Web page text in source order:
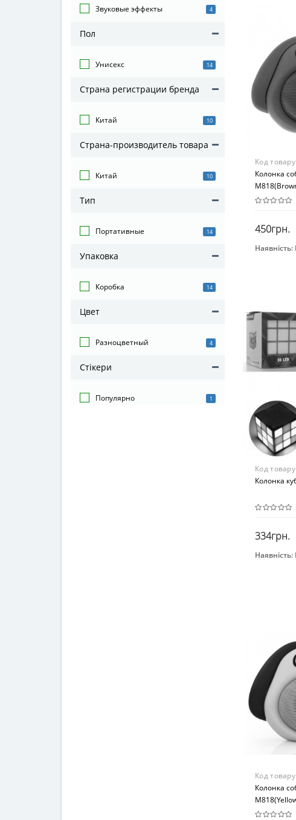
Звуковые эффекты 4
Пол
Унисекс 14
Страна регистрации бренда
Китай 10
Страна-производитель товара
Китай 10
Тип
Портативные 14
Упаковка
Коробка 14
Цвет
Разноцветный 4
Стікери
Популярно 1
Код товару:
Колонка
450грн.
Наявність:
Возраст
от 3 лет
Материал
Пластик
Код товару:
Колонка
334грн.
Наявність:
Материал
Пластик
Код товару:
Колонка